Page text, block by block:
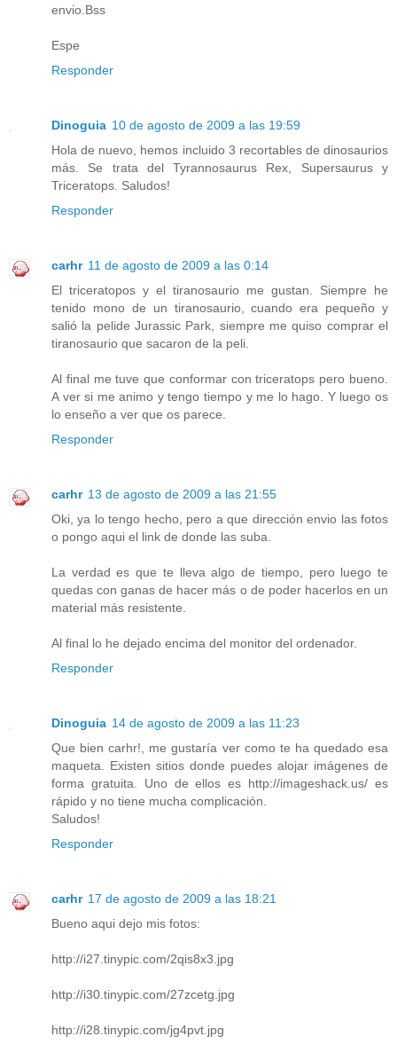
envio.Bss
Espe
Responder
Dinoguia 10 de agosto de 2009 a las 19:59
Hola de nuevo, hemos incluido 3 recortables de dinosaurios
más. Se trata del Tyrannosaurus Rex, Supersaurus y
Triceratops. Saludos!
Responder
carhr 11 de agosto de 2009 a las 0:14
El triceratopos y el tiranosaurio me gustan. Siempre he
tenido mono de un tiranosaurio, cuando era pequeño y
salió la pelide Jurassic Park, siempre me quiso comprar el
tiranosaurio que sacaron de la peli.
Al final me tuve que conformar con triceratops pero bueno.
A ver si me animo y tengo tiempo y me lo hago. Y luego os
lo enseño a ver que os parece.
Responder
carhr 13 de agosto de 2009 a las 21:55
Oki, ya lo tengo hecho, pero a que dirección envio las fotos
o pongo aqui el link de donde las suba.
La verdad es que te lleva algo de tiempo, pero luego te
quedas con ganas de hacer más o de poder hacerlos en un
material más resistente.
Al final lo he dejado encima del monitor del ordenador.
Responder
Dinoguia 14 de agosto de 2009 a las 11:23
Que bien carhr!, me gustaría ver como te ha quedado esa
maqueta. Existen sitios donde puedes alojar imágenes de
forma gratuita. Uno de ellos es http://imageshack.us/ es
rápido y no tiene mucha complicación.
Saludos!
Responder
carhr 17 de agosto de 2009 a las 18:21
Bueno aqui dejo mis fotos:
http://i27.tinypic.com/2qis8x3.jpg
http://i30.tinypic.com/27zcetg.jpg
http://i28.tinypic.com/jg4pvt.jpg